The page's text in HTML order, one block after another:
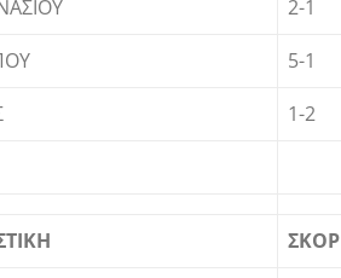
2-1
5-1
1-2
ΣΚΟΡ